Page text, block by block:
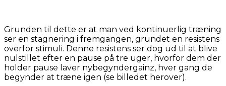
Grunden til dette er at man ved kontinuerlig træning
ser en stagnering i fremgangen, grundet en resistens
overfor stimuli. Denne resistens ser dog ud til at blive
nulstillet efter en pause på tre uger, hvorfor dem der
holder pause laver nybegyndergainz, hver gang de
begynder at træne igen (se billedet herover).